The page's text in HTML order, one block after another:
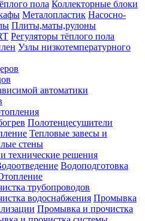
пола Коллекторные блоки
Металопластик Насосно-
Плиты,маты,рулоны
Регуляторы тёплого пола
Узлы низкотемпературного
автоматики
Полотенцесушители
Тепловые завесы и
стены
технические решения
Водоподготовка
трубопроводов
водоснабжения Промывка
Промывка и прочистка